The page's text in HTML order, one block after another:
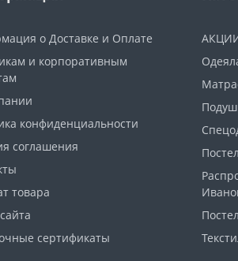
о Доставке и Оплате
и корпоративным
конфиденциальности
соглашения
товара
сертификаты